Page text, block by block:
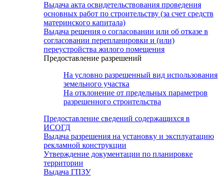
Выдача акта освидетельствования проведения
основных работ по строительству (за счет средств
материнского капитала)
Выдача решения о согласовании или об отказе в
согласовании перепланировки и (или)
переустройства жилого помещения
Предоставление разрешений
На условно разрешенный вид использования
земельного участка
На отклонение от предельных параметров
разрешенного строительства
Предоставление сведений содержащихся в
ИСОГД
Выдача разрешения на установку и эксплуатацию
рекламной конструкции
Утверждение документации по планировке
территории
Выдача ГПЗУ